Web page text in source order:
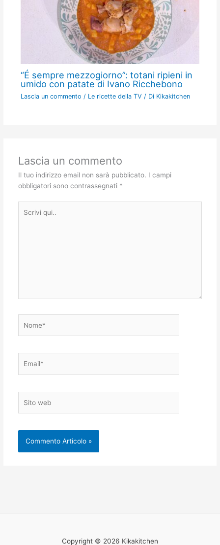
“É sempre mezzogiorno”: totani ripieni in
umido con patate di Ivano Ricchebono
Lascia un commento / Le ricette della TV / Di Kikakitchen
Lascia un commento
Il tuo indirizzo email non sarà pubblicato. I campi
obbligatori sono contrassegnati *
qui..
web
Copyright © 2026 Kikakitchen